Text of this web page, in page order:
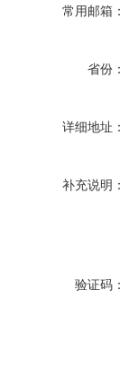
常用邮箱：
省份：
详细地址：
补充说明：
验证码：